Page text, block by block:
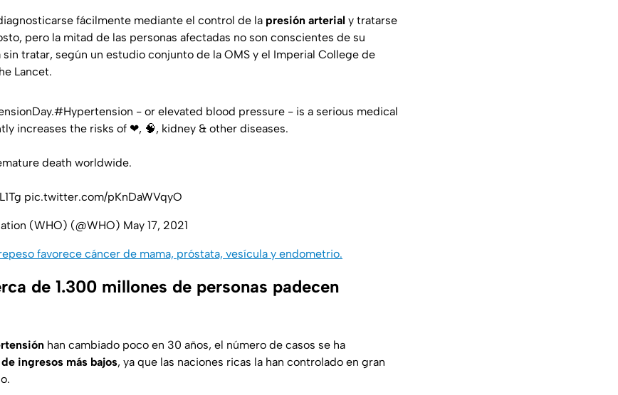
fácilmente mediante el control de la presión arterial y tratarse
pero la mitad de las personas afectadas no son conscientes de su
tratar, según un estudio conjunto de la OMS y el Imperial College de
Lancet.
.#Hypertension - or elevated blood pressure - is a serious medical
increases the risks of ❤, 🧠, kidney & other diseases.
death worldwide.
pic.twitter.com/pKnDaWVqyO
(WHO) (@WHO) May 17, 2021
favorece cáncer de mama, próstata, vesícula y endometrio.
de 1.300 millones de personas padecen
han cambiado poco en 30 años, el número de casos se ha
ingresos más bajos, ya que las naciones ricas la han controlado en gran